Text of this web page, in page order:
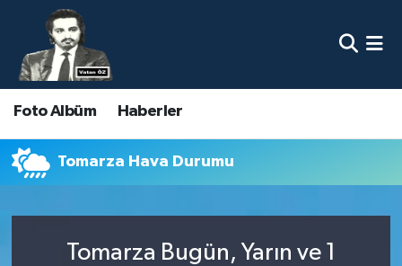
Foto Albüm Haberler
Tomarza Hava Durumu
Tomarza Bugün, Yarın ve 1
Nöbetçi Eczaneler
Hava Durumu
Namaz Vakitleri
Süper Lig Puan Durumu ve Fikstür